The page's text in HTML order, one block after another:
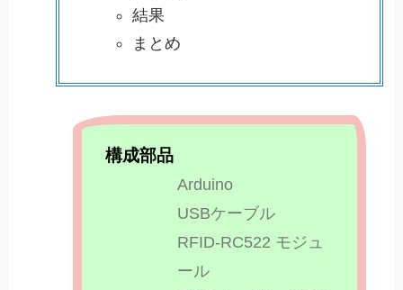
結果
まとめ
構成部品
Arduino​
USBケーブル​
RFID‐RC522 モジュ
ール